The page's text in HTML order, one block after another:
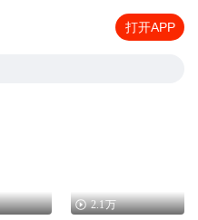
打开APP
2.1万